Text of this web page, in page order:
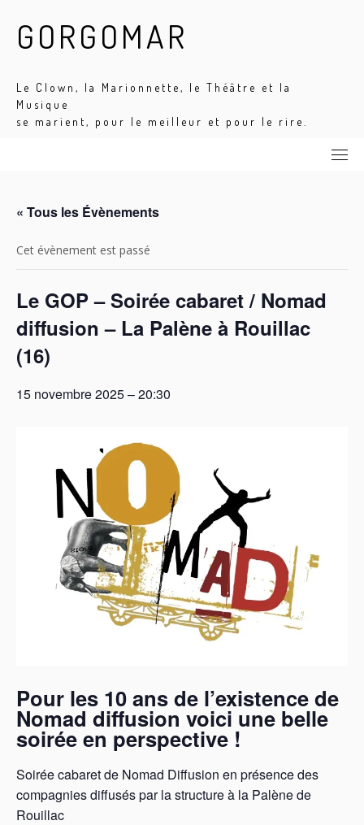
content
GORGOMAR
Le Clown, la Marionnette, le Théâtre et la
Musique
se marient, pour le meilleur et pour le rire.
« Tous les Évènements
Cet évènement est passé
Le GOP – Soirée cabaret / Nomad
diffusion – La Palène à Rouillac
(16)
15 novembre 2025 – 20:30
Pour les 10 ans de l’existence de
Nomad diffusion voici une belle
soirée en perspective !
Soirée cabaret de Nomad Diffusion en présence des
compagnies diffusés par la structure à la Palène de
Rouillac